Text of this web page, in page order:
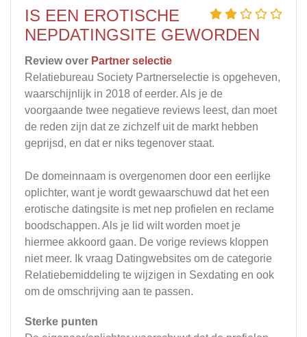
IS EEN EROTISCHE
NEPDATINGSITE GEWORDEN
Review over Partner selectie
Relatiebureau Society Partnerselectie is opgeheven,
waarschijnlijk in 2018 of eerder. Als je de
voorgaande twee negatieve reviews leest, dan moet
de reden zijn dat ze zichzelf uit de markt hebben
geprijsd, en dat er niks tegenover staat.
De domeinnaam is overgenomen door een eerlijke
oplichter, want je wordt gewaarschuwd dat het een
erotische datingsite is met nep profielen en reclame
boodschappen. Als je lid wilt worden moet je
hiermee akkoord gaan. De vorige reviews kloppen
niet meer. Ik vraag Datingwebsites om de categorie
Relatiebemiddeling te wijzigen in Sexdating en ook
om de omschrijving aan te passen.
Sterke punten